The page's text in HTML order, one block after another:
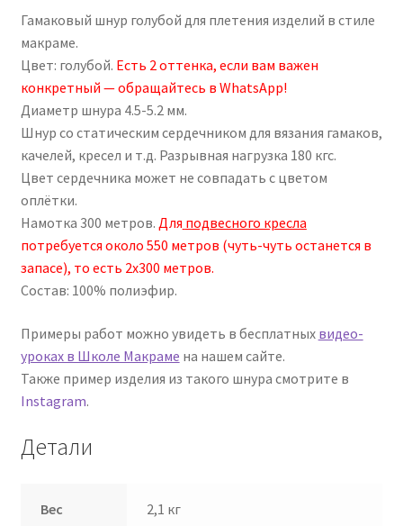
Гамаковый шнур голубой для плетения изделий в стиле
макраме.
Цвет: голубой. Есть 2 оттенка, если вам важен
конкретный — обращайтесь в WhatsApp!
Диаметр шнура 4.5-5.2 мм.
Шнур со статическим сердечником для вязания гамаков,
качелей, кресел и т.д. Разрывная нагрузка 180 кгс.
Цвет сердечника может не совпадать с цветом
оплётки.
Намотка 300 метров. Для подвесного кресла
потребуется около 550 метров (чуть-чуть останется в
запасе), то есть 2х300 метров.
Состав: 100% полиэфир.
Примеры работ можно увидеть в бесплатных видео-
уроках в Школе Макраме на нашем сайте.
Также пример изделия из такого шнура смотрите в
Instagram.
Детали
Вес 2,1 кг